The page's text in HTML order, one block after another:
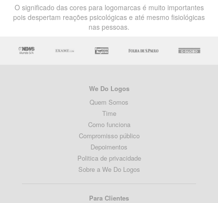
O significado das cores para logomarcas é muito importantes
pois despertam reações psicológicas e até mesmo fisiológicas
nas pessoas.
We Do Logos
Quem Somos
Time
Como funciona
Compromisso público
Depoimentos
Politica de privacidade
Sobre a We Do Logos
Para Clientes